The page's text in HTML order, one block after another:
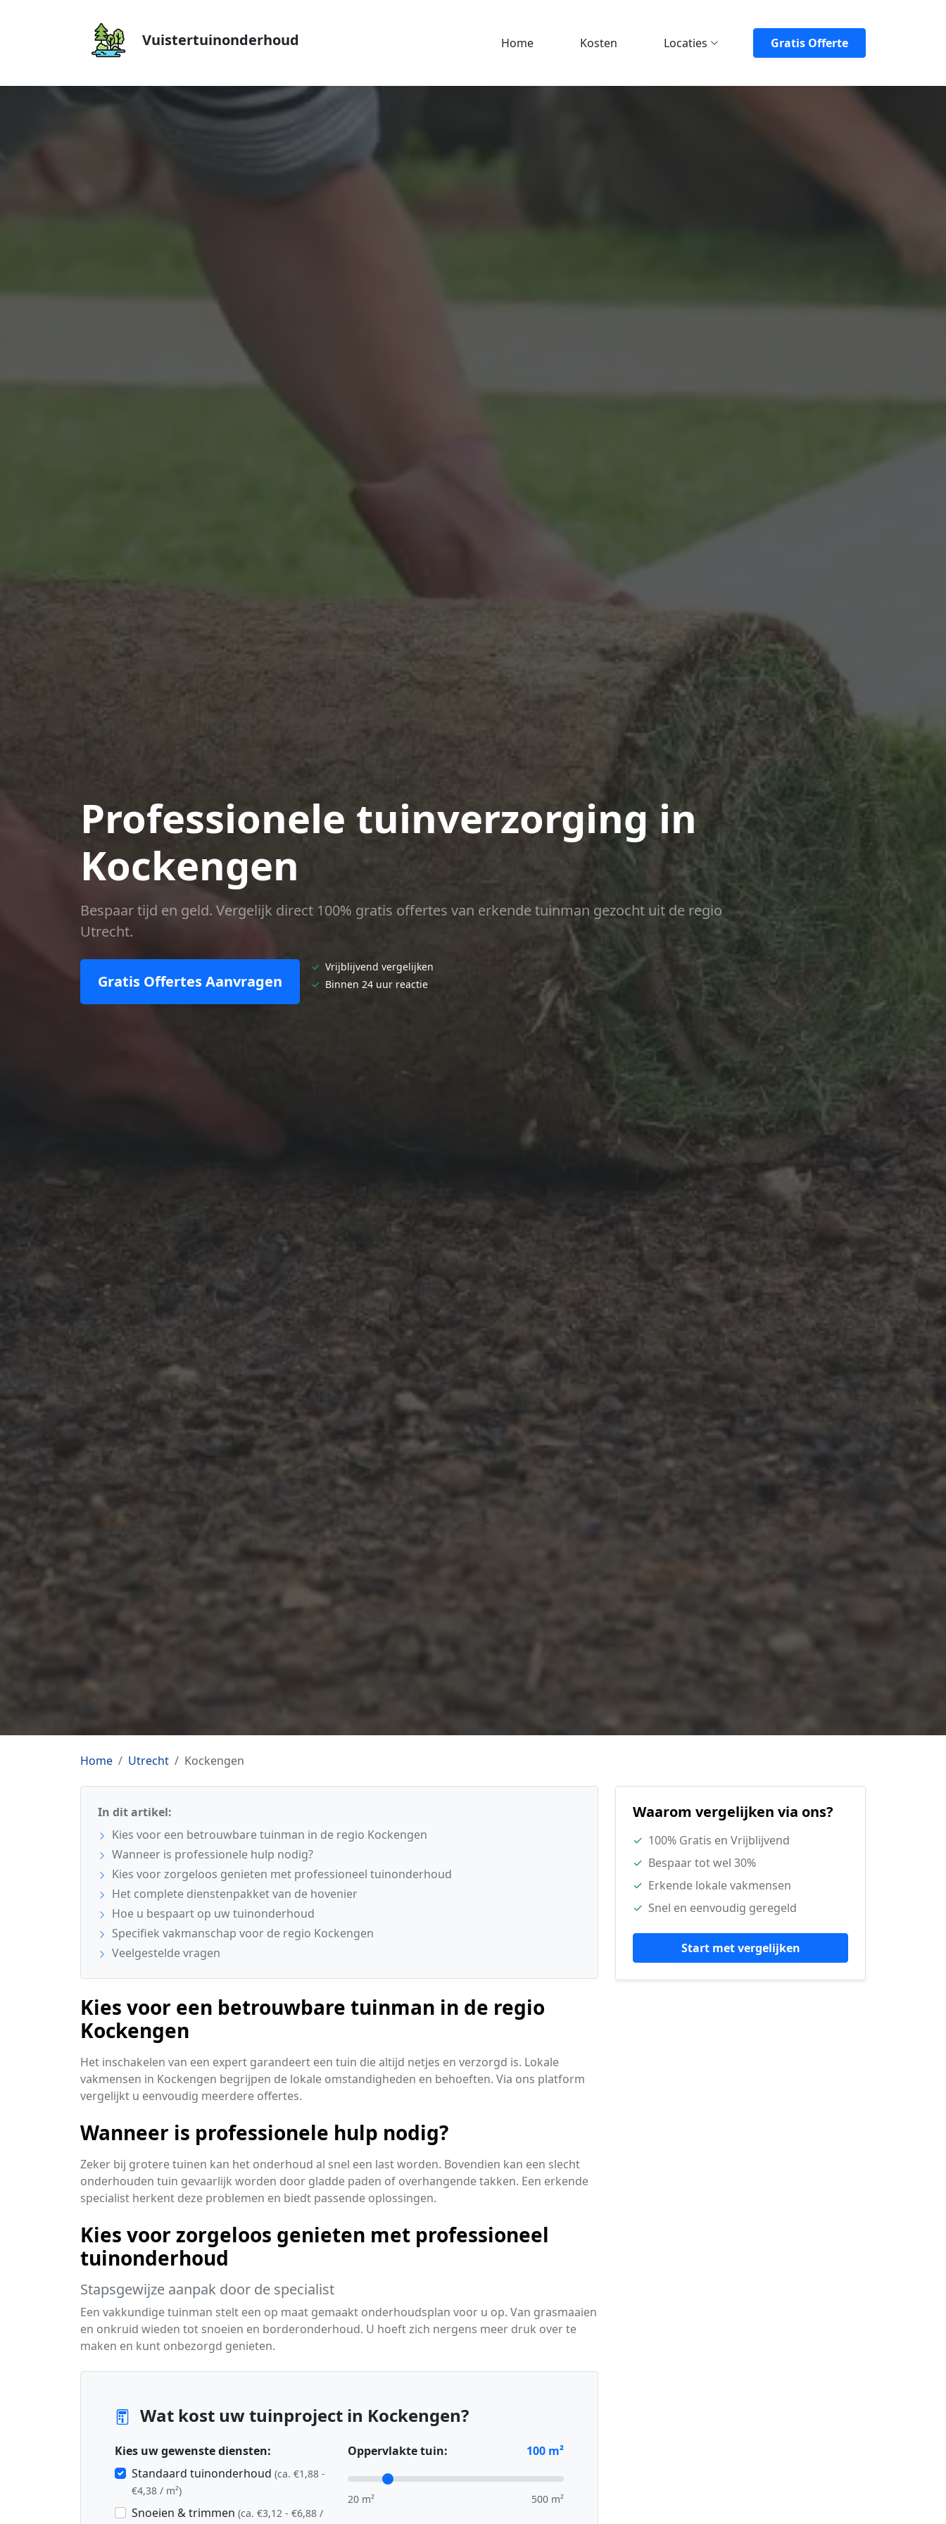
Vuistertuinonderhoud Home Kosten Locaties Gratis Offerte
Professionele tuinverzorging in
Kockengen
Bespaar tijd en geld. Vergelijk direct 100% gratis offertes van erkende tuinman gezocht uit de regio
Utrecht.
Gratis Offertes Aanvragen
✓ Vrijblijvend vergelijken
✓ Binnen 24 uur reactie
Home Utrecht Kockengen
In dit artikel:
Kies voor een betrouwbare tuinman in de regio Kockengen
Wanneer is professionele hulp nodig?
Kies voor zorgeloos genieten met professioneel tuinonderhoud
Het complete dienstenpakket van de hovenier
Hoe u bespaart op uw tuinonderhoud
Specifiek vakmanschap voor de regio Kockengen
Veelgestelde vragen
Kies voor een betrouwbare tuinman in de regio
Kockengen
Het inschakelen van een expert garandeert een tuin die altijd netjes en verzorgd is. Lokale
vakmensen in Kockengen begrijpen de lokale omstandigheden en behoeften. Via ons platform
vergelijkt u eenvoudig meerdere offertes.
Wanneer is professionele hulp nodig?
Zeker bij grotere tuinen kan het onderhoud al snel een last worden. Bovendien kan een slecht
onderhouden tuin gevaarlijk worden door gladde paden of overhangende takken. Een erkende
specialist herkent deze problemen en biedt passende oplossingen.
Kies voor zorgeloos genieten met professioneel
tuinonderhoud
Stapsgewijze aanpak door de specialist
Een vakkundige tuinman stelt een op maat gemaakt onderhoudsplan voor u op. Van grasmaaien
en onkruid wieden tot snoeien en borderonderhoud. U hoeft zich nergens meer druk over te
maken en kunt onbezorgd genieten.
Wat kost uw tuinproject in Kockengen?
Kies uw gewenste diensten:
Standaard tuinonderhoud (ca. €1,88 -
€4,38 / m²)
Snoeien & trimmen (ca. €3,12 - €6,88 /
Oppervlakte tuin: 100 m²
20 m² 500 m²
Waarom vergelijken via ons?
✓ 100% Gratis en Vrijblijvend
✓ Bespaar tot wel 30%
✓ Erkende lokale vakmensen
✓ Snel en eenvoudig geregeld
Start met vergelijken